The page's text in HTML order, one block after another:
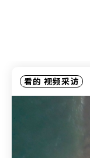
看的 视频采访